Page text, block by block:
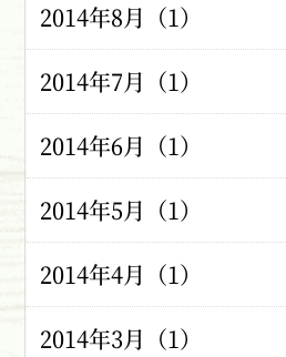
2014年8月（1）
2014年7月（1）
2014年6月（1）
2014年5月（1）
2014年4月（1）
2014年3月（1）